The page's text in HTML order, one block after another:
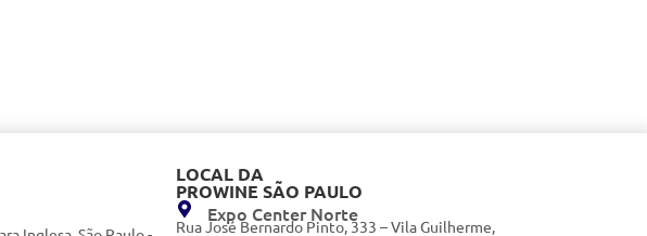
LOCAL DA
PROWINE SÃO PAULO
Expo Center Norte
Rua José Bernardo Pinto, 333 – Vila Guilherme,